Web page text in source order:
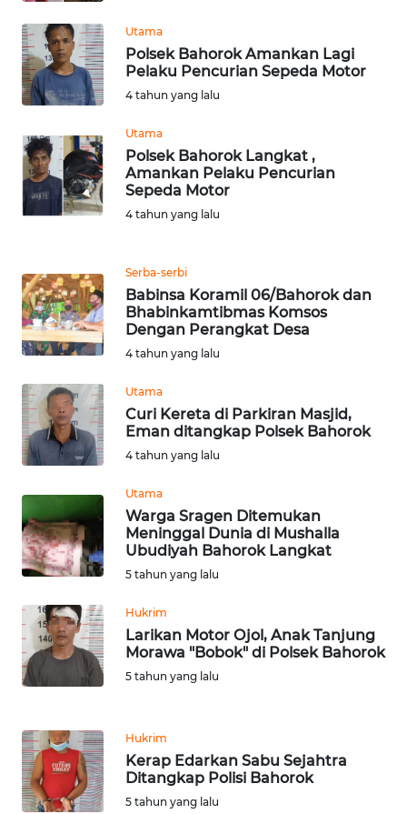
Utama
Polsek Bahorok Amankan Lagi
Pelaku Pencurian Sepeda Motor
4 tahun yang lalu
Utama
Polsek Bahorok Langkat ,
Amankan Pelaku Pencurian
Sepeda Motor
4 tahun yang lalu
Serba-serbi
Babinsa Koramil 06/Bahorok dan
Bhabinkamtibmas Komsos
Dengan Perangkat Desa
4 tahun yang lalu
Utama
Curi Kereta di Parkiran Masjid,
Eman ditangkap Polsek Bahorok
4 tahun yang lalu
Utama
Warga Sragen Ditemukan
Meninggal Dunia di Mushalla
Ubudiyah Bahorok Langkat
5 tahun yang lalu
Hukrim
Larikan Motor Ojol, Anak Tanjung
Morawa "Bobok" di Polsek Bahorok
5 tahun yang lalu
Hukrim
Kerap Edarkan Sabu Sejahtra
Ditangkap Polisi Bahorok
5 tahun yang lalu
WN
JAKARTA
WN
WN
BANTEN
WN
KEPRI
PAPUA
WN
PAPUA
BARAT
WN
RIAU
SERAMBI
WN
JAMBI
SULTRA
WN
NTB